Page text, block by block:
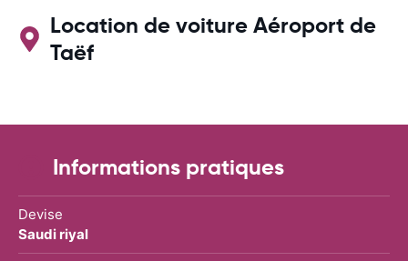
Location de voiture Aéroport de
Taëf
Informations pratiques
Devise
Saudi riyal